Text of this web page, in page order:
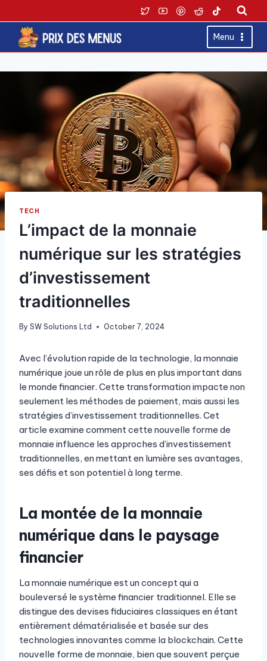
to
content
Menu
TECH
L’impact de la monnaie
numérique sur les stratégies
d’investissement
traditionnelles
By SW Solutions Ltd October 7, 2024
Avec l’évolution rapide de la technologie, la monnaie
numérique joue un rôle de plus en plus important dans
le monde financier. Cette transformation impacte non
seulement les méthodes de paiement, mais aussi les
stratégies d’investissement traditionnelles. Cet
article examine comment cette nouvelle forme de
monnaie influence les approches d’investissement
traditionnelles, en mettant en lumière ses avantages,
ses défis et son potentiel à long terme.
La montée de la monnaie
numérique dans le paysage
financier
La monnaie numérique est un concept qui a
bouleversé le système financier traditionnel. Elle se
distingue des devises fiduciaires classiques en étant
entièrement dématérialisée et basée sur des
technologies innovantes comme la blockchain. Cette
nouvelle forme de monnaie, bien que souvent perçue